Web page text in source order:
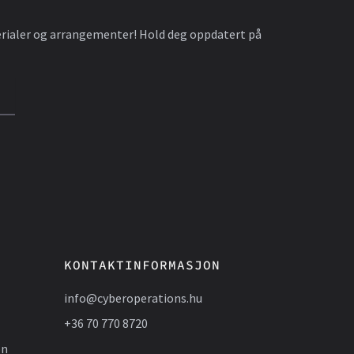
og arrangementer! Hold deg oppdatert på
KONTAKTINFORMASJON
info@cyberoperations.hu
+36 70 770 8720